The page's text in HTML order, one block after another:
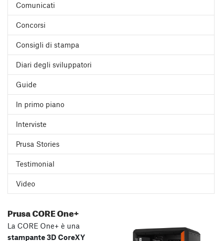
Comunicati
Concorsi
Consigli di stampa
Diari degli sviluppatori
Guide
In primo piano
Interviste
Prusa Stories
Testimonial
Video
Prusa CORE One+
La CORE One+ è una
stampante 3D CoreXY